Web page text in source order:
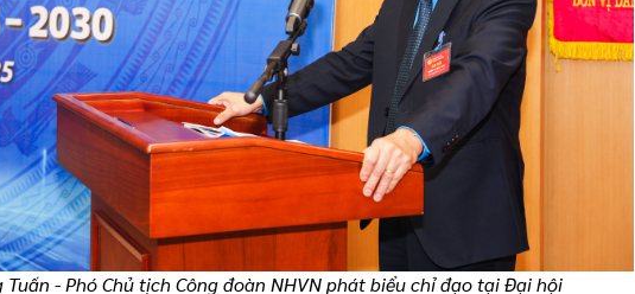
- Phó Chủ tịch Công đoàn NHVN phát biểu chỉ đạo tại Đại hội